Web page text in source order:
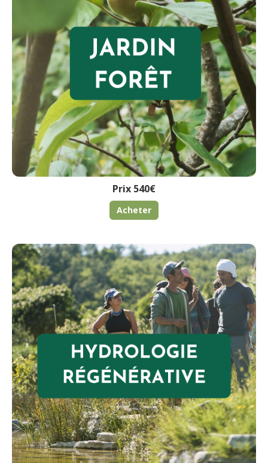
Prix 540€
Acheter